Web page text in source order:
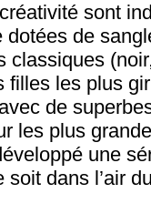
sont
de
classiques
les plus
de
les plus
une
dans l’air